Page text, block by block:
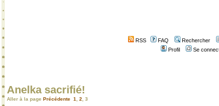
RSS FAQ
Rechercher
Profil
Se
Anelka sacrifié!
Aller à la page Précédente 1 2 3